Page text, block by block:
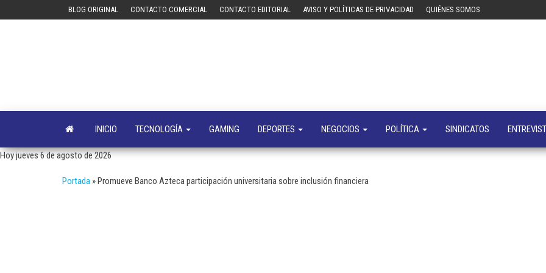
BLOG ORIGINAL CONTACTO COMERCIAL CONTACTO EDITORIAL AVISO Y POLÍTICAS DE PRIVACIDAD QUIÉNES SOMOS
negocios
INICIO TECNOLOGÍA GAMING DEPORTES NEGOCIOS POLÍTICA SINDICATOS
Hoy jueves 6 de agosto de 2026
Portada »Promueve Banco Azteca participación universitaria sobre inclusión financiera